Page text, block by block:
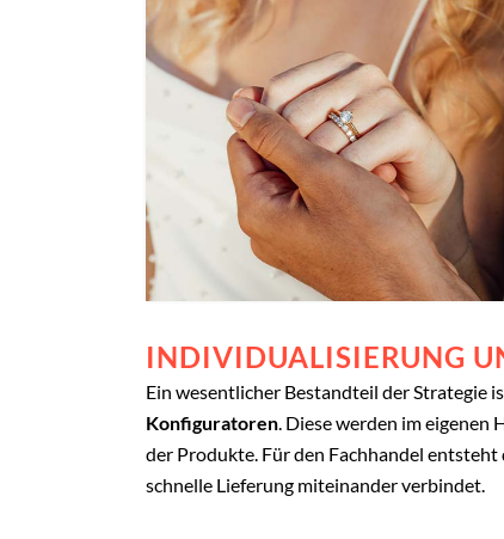
INDIVIDUALISIERUNG
Ein wesentlicher Bestandteil der
Konfiguratoren. Diese werden im eigenen
der Produkte. Für den Fachhandel
schnelle Lieferung miteinander verbindet.